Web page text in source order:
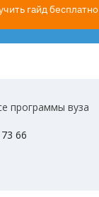
гайд бесплатно
программы вуза
66